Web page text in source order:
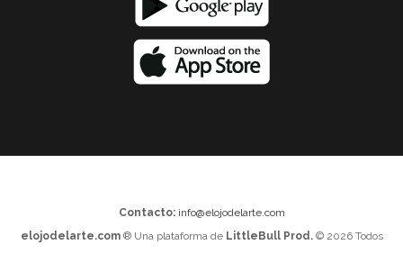
Contacto: info@elojodelarte.com
elojodelarte.com® Una plataforma de LittleBull Prod.© 2026 Todos